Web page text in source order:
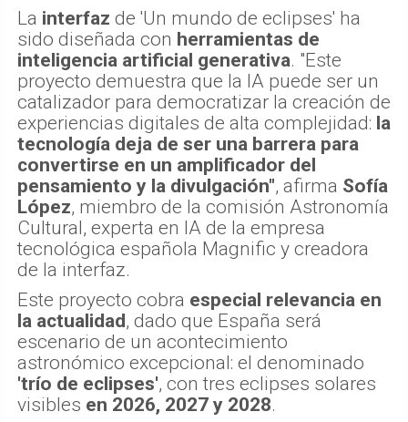
La interfaz de 'Un mundo de eclipses' ha
sido diseñada con herramientas de
inteligencia artificial generativa. "Este
proyecto demuestra que la IA puede ser un
catalizador para democratizar la creación de
experiencias digitales de alta complejidad: la
tecnología deja de ser una barrera para
convertirse en un amplificador del
pensamiento y la divulgación", afirma Sofía
López, miembro de la comisión Astronomía
Cultural, experta en IA de la empresa
tecnológica española Magnific y creadora
de la interfaz.
Este proyecto cobra especial relevancia en
la actualidad, dado que España será
escenario de un acontecimiento
astronómico excepcional: el denominado
'trío de eclipses', con tres eclipses solares
visibles en 2026, 2027 y 2028.